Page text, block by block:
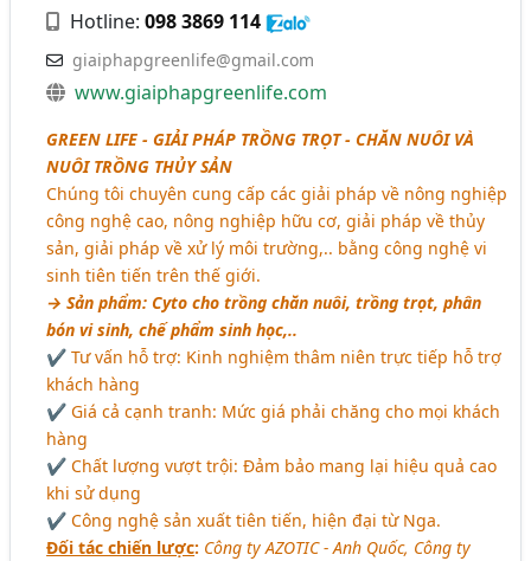
Hotline:098 3869 114
giaiphapgreenlife@gmail.com
www.giaiphapgreenlife.com
GREEN LIFE - GIẢI PHÁP TRỒNG TRỌT - CHĂN NUÔI VÀ
NUÔI TRỒNG THỦY SẢN
Chúng tôi chuyên cung cấp các giải pháp về nông nghiệp
công nghệ cao, nông nghiệp hữu cơ, giải pháp về thủy
sản, giải pháp về xử lý môi trường,.. bằng công nghệ vi
sinh tiên tiến trên thế giới.
→ Sản phẩm: Cyto cho trồng chăn nuôi, trồng trọt, phân
bón vi sinh, chế phẩm sinh học,..
✔ Tư vấn hỗ trợ: Kinh nghiệm thâm niên trực tiếp hỗ trợ
khách hàng
✔ Giá cả cạnh tranh: Mức giá phải chăng cho mọi khách
hàng
✔ Chất lượng vượt trội: Đảm bảo mang lại hiệu quả cao
khi sử dụng
✔ Công nghệ sản xuất tiên tiến, hiện đại từ Nga.
Đối tác chiến lược: Công ty AZOTIC - Anh Quốc, Công ty